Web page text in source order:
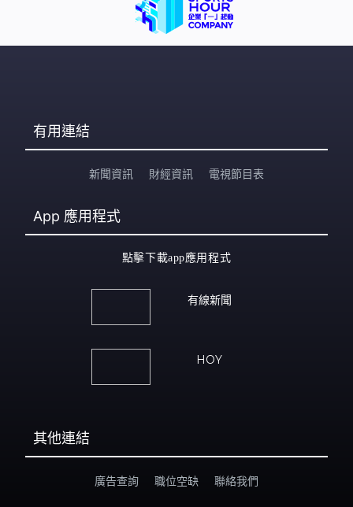
有用連結
新聞資訊 財經資訊 電視節目表
App 應用程式
點擊下載app應用程式
有線新聞
HOY
其他連結
廣告查詢 職位空缺 聯絡我們